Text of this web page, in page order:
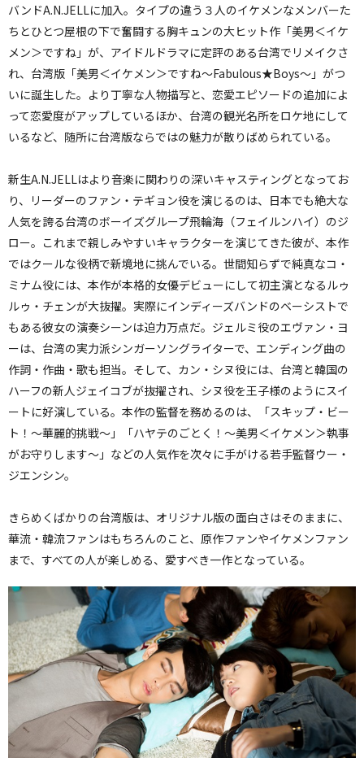
バンドA.N.JELLに加入。タイプの違う３人のイケメンなメンバーた
ちとひとつ屋根の下で奮闘する胸キュンの大ヒット作「美男＜イケ
メン＞ですね」が、アイドルドラマに定評のある台湾でリメイクさ
れ、台湾版「美男＜イケメン＞ですね〜Fabulous★Boys〜」がつ
いに誕生した。より丁寧な人物描写と、恋愛エピソードの追加によ
って恋愛度がアップしているほか、台湾の観光名所をロケ地にして
いるなど、随所に台湾版ならではの魅力が散りばめられている。
新生A.N.JELLはより音楽に関わりの深いキャスティングとなってお
り、リーダーのファン・テギョン役を演じるのは、日本でも絶大な
人気を誇る台湾のボーイズグループ飛輪海（フェイルンハイ）のジ
ロー。これまで親しみやすいキャラクターを演じてきた彼が、本作
ではクールな役柄で新境地に挑んでいる。世間知らずで純真なコ・
ミナム役には、本作が本格的女優デビューにして初主演となるルゥ
ルゥ・チェンが大抜擢。実際にインディーズバンドのベーシストで
もある彼女の演奏シーンは迫力万点だ。ジェルミ役のエヴァン・ヨ
ーは、台湾の実力派シンガーソングライターで、エンディング曲の
作詞・作曲・歌も担当。そして、カン・シヌ役には、台湾と韓国の
ハーフの新人ジェイコブが抜擢され、シヌ役を王子様のようにスイ
ートに好演している。本作の監督を務めるのは、「スキップ・ビー
ト！〜華麗的挑戦〜」「ハヤテのごとく！〜美男＜イケメン＞執事
がお守りします〜」などの人気作を次々に手がける若手監督ウー・
ジエンシン。
きらめくばかりの台湾版は、オリジナル版の面白さはそのままに、
華流・韓流ファンはもちろんのこと、原作ファンやイケメンファン
まで、すべての人が楽しめる、愛すべき一作となっている。